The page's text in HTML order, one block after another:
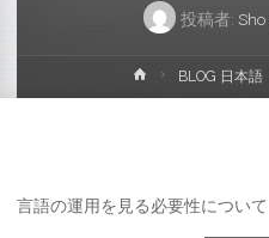
投稿者: Sho
ホ
ー
BLOG 日本語
言語の運用を見る必要性について